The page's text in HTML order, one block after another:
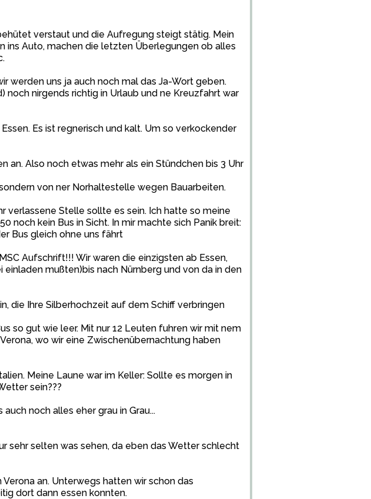
verstaut und die Aufregung steigt stätig. Mein
ins Auto, machen die letzten Überlegungen ob alles
werden uns ja auch noch mal das Ja-Wort geben.
noch nirgends richtig in Urlaub und ne Kreuzfahrt war
Es ist regnerisch und kalt. Um so verkockender
an. Also noch etwas mehr als ein Stündchen bis 3 Uhr
von ner Norhaltestelle wegen Bauarbeiten.
verlassene Stelle sollte es sein. Ich hatte so meine
noch kein Bus in Sicht. In mir machte sich Panik breit:
Bus gleich ohne uns fährt
Aufschrift!!! Wir waren die einzigsten ab Essen,
mußten)bis nach Nürnberg und von da in den
die Ihre Silberhochzeit auf dem Schiff verbringen
so gut wie leer. Mit nur 12 Leuten fuhren wir mit nem
wo wir eine Zwischenübernachtung haben
Meine Laune war im Keller: Sollte es morgen in
sein???
noch alles eher grau in Grau...
sehr selten was sehen, da eben das Wetter schlecht
an. Unterwegs hatten wir schon das
dort dann essen konnten.